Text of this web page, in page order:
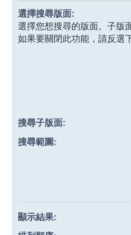
選擇搜尋版面:
選擇您想搜尋的版面。子版
如果要關閉此功能，請反選
搜尋子版面:
搜尋範圍:
顯示結果: